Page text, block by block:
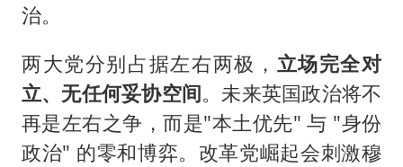
治。
两大党分别占据左右两极， 立场完全对
立、无任何妥协空间。未来英国政治将不
再是左右之争，而是"本土优先" 与 "身份
政治" 的零和博弈。改革党崛起会刺激穆